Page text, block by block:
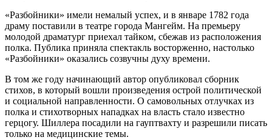
«Разбойники» имели немалый успех, и в январе 1782 года
драму поставили в театре города Мангейм. На премьеру
молодой драматург приехал тайком, сбежав из расположения
полка. Публика приняла спектакль восторженно, настолько
«Разбойники» оказались созвучны духу времени.
В том же году начинающий автор опубликовал сборник
стихов, в который вошли произведения острой политической
и социальной направленности. О самовольных отлучках из
полка и стихотворных нападках на власть стало известно
герцогу. Шиллера посадили на гауптвахту и разрешили писать
только на медицинские темы.